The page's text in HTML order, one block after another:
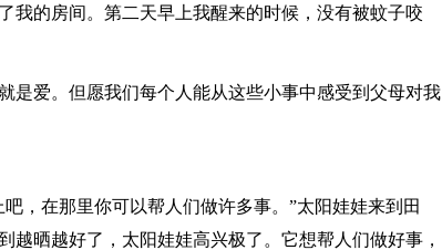
我的房间。第二天早上我醒来的时候，没有被蚊子咬
是爱。但愿我们每个人能从这些小事中感受到父母对我
，在那里你可以帮人们做许多事。”太阳娃娃来到田
越晒越好了，太阳娃娃高兴极了。它想帮人们做好事，